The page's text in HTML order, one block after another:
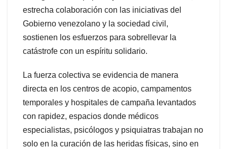
estrecha colaboración con las iniciativas del
Gobierno venezolano y la sociedad civil,
sostienen los esfuerzos para sobrellevar la
catástrofe con un espíritu solidario.
La fuerza colectiva se evidencia de manera
directa en los centros de acopio, campamentos
temporales y hospitales de campaña levantados
con rapidez, espacios donde médicos
especialistas, psicólogos y psiquiatras trabajan no
solo en la curación de las heridas físicas, sino en